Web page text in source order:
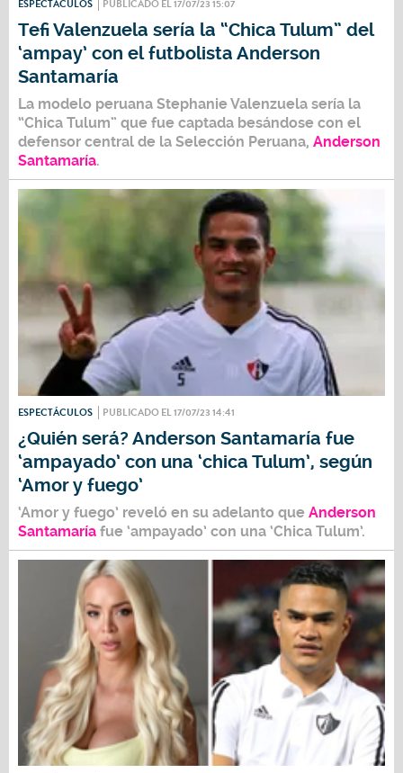
ESPECTÁCULOS PUBLICADO EL 17/07/23 15:07
Tefi Valenzuela sería la “Chica Tulum” del
‘ampay’ con el futbolista Anderson
Santamaría
La modelo peruana Stephanie Valenzuela sería la
“Chica Tulum” que fue captada besándose con el
defensor central de la Selección Peruana, Anderson
Santamaría.
ESPECTÁCULOS PUBLICADO EL 17/07/23 14:41
¿Quién será? Anderson Santamaría fue
‘ampayado’ con una ‘chica Tulum’, según
‘Amor y fuego’
‘Amor y fuego’ reveló en su adelanto que Anderson
Santamaría fue ‘ampayado’ con una ‘Chica Tulum’.